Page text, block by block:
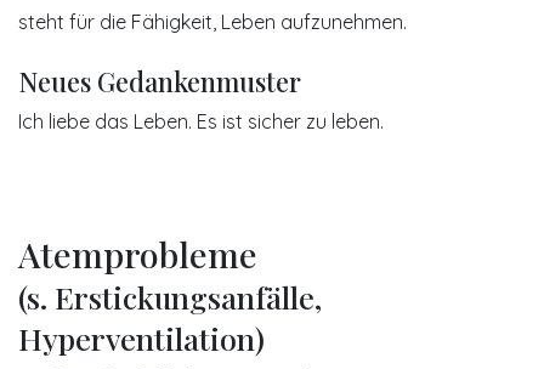
steht für die Fähigkeit, Leben aufzunehmen.
Neues Gedankenmuster
Ich liebe das Leben. Es ist sicher zu leben.
Atemprobleme
(s. Erstickungsanfälle,
Hyperventilation)